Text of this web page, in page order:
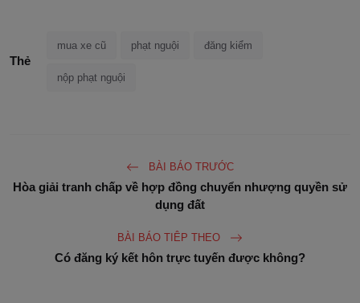
Thẻ
mua xe cũ phạt nguội đăng kiểm
nộp phạt nguội
BÀI BÁO TRƯỚC
Hòa giải tranh chấp về hợp đồng chuyển nhượng quyền sử
dụng đất
BÀI BÁO TIÊP THEO
Có đăng ký kết hôn trực tuyến được không?